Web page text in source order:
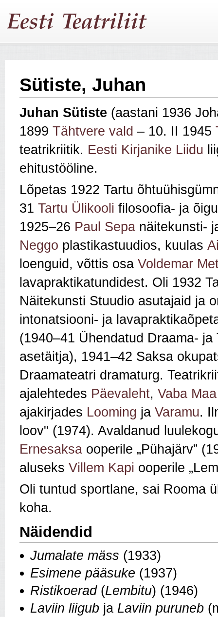
Sütiste, Juhan
Juhan Sütiste (aastani 1936
1899 Tähtvere vald – 10. II 1945
teatrikriitik. Eesti Kirjanike Liidu
ehitustööline.
Lõpetas 1922 Tartu
31 Tartu Ülikooli filosoofia- ja
1925–26 Paul Sepa näitekunsti-
Neggo plastikastuudios, kuulas
loenguid, võttis osa Voldemar
lavapraktikatundidest. Oli 1932
Näitekunsti Stuudio asutajaid ja
intonatsiooni- ja
(1940–41 Ühendatud Draama-
asetäitja), 1941–42 Saksa
Draamateatri dramaturg.
ajalehtedes Päevaleht, Vaba Maa
ajakirjades Looming ja Varamu.
loov" (1974). Avaldanud
Ernesaksa ooperile „Pühajärv”
aluseks Villem Kapi ooperile
Oli tuntud sportlane, sai Rooma
koha.
Näidendid
Jumalate mäss (1933)
Esimene pääsuke (1937)
Ristikoerad(Lembitu) (1946)
Laviin liigub ja Laviin puruneb